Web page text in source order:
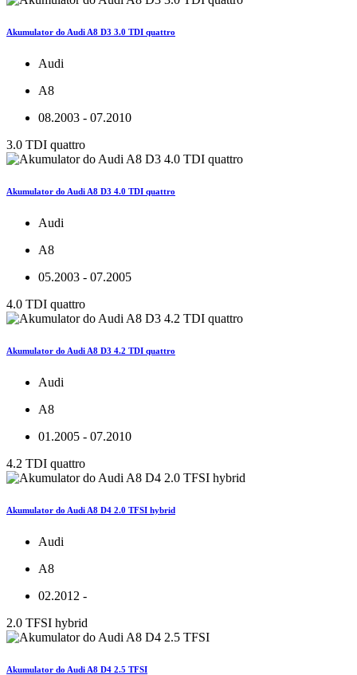
Akumulator do Audi A8 D3 3.0 TDI quattro
Audi
A8
08.2003 - 07.2010
3.0 TDI quattro
Akumulator do Audi A8 D3 4.0 TDI quattro
Audi
A8
05.2003 - 07.2005
4.0 TDI quattro
Akumulator do Audi A8 D3 4.2 TDI quattro
Audi
A8
01.2005 - 07.2010
4.2 TDI quattro
Akumulator do Audi A8 D4 2.0 TFSI hybrid
Audi
A8
02.2012 -
2.0 TFSI hybrid
Akumulator do Audi A8 D4 2.5 TFSI